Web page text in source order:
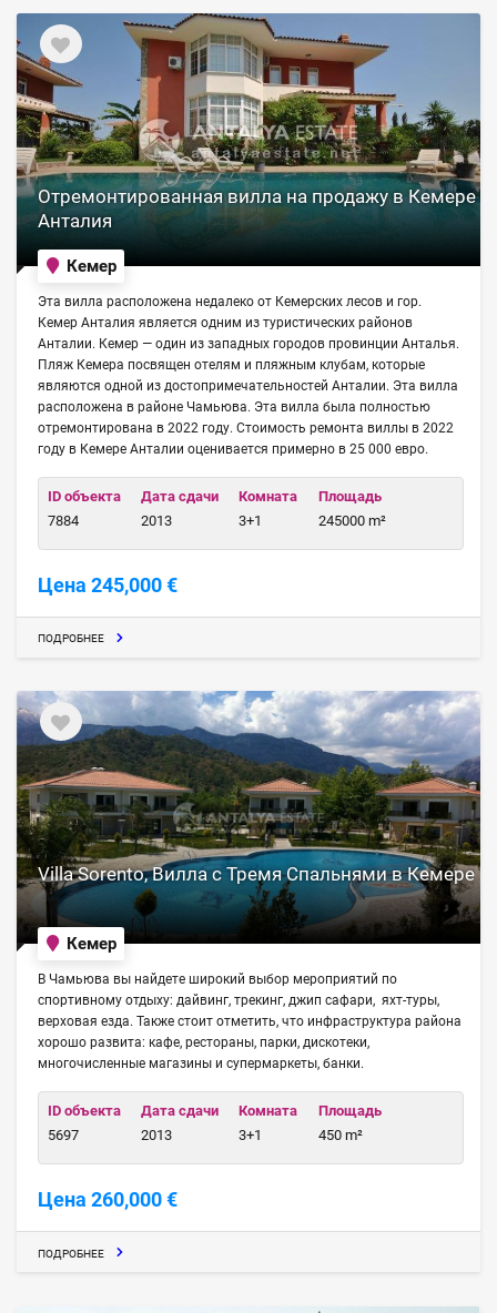
Отремонтированная вилла на продажу в Кемере
Анталия
Кемер
Эта вилла расположена недалеко от Кемерских лесов и гор.
Кемер Анталия является одним из туристических районов
Анталии. Кемер — один из западных городов провинции Анталья.
Пляж Кемера посвящен отелям и пляжным клубам, которые
являются одной из достопримечательностей Анталии. Эта вилла
расположена в районе Чамьюва. Эта вилла была полностью
отремонтирована в 2022 году. Стоимость ремонта виллы в 2022
году в Кемере Анталии оценивается примерно в 25 000 евро.
ID объекта
7884
Дата сдачи
2013
Комната
3+1
Площадь
245000 m²
Цена 245,000 €
ПОДРОБНЕЕ
Villa Sorento, Вилла с Тремя Спальнями в Кемере
Кемер
В Чамьюва вы найдете широкий выбор мероприятий по
спортивному отдыху: дайвинг, трекинг, джип сафари, яхт-туры,
верховая езда. Также стоит отметить, что инфраструктура района
хорошо развита: кафе, рестораны, парки, дискотеки,
многочисленные магазины и супермаркеты, банки.
ID объекта
5697
Дата сдачи
2013
Комната
3+1
Площадь
450 m²
Цена 260,000 €
ПОДРОБНЕЕ